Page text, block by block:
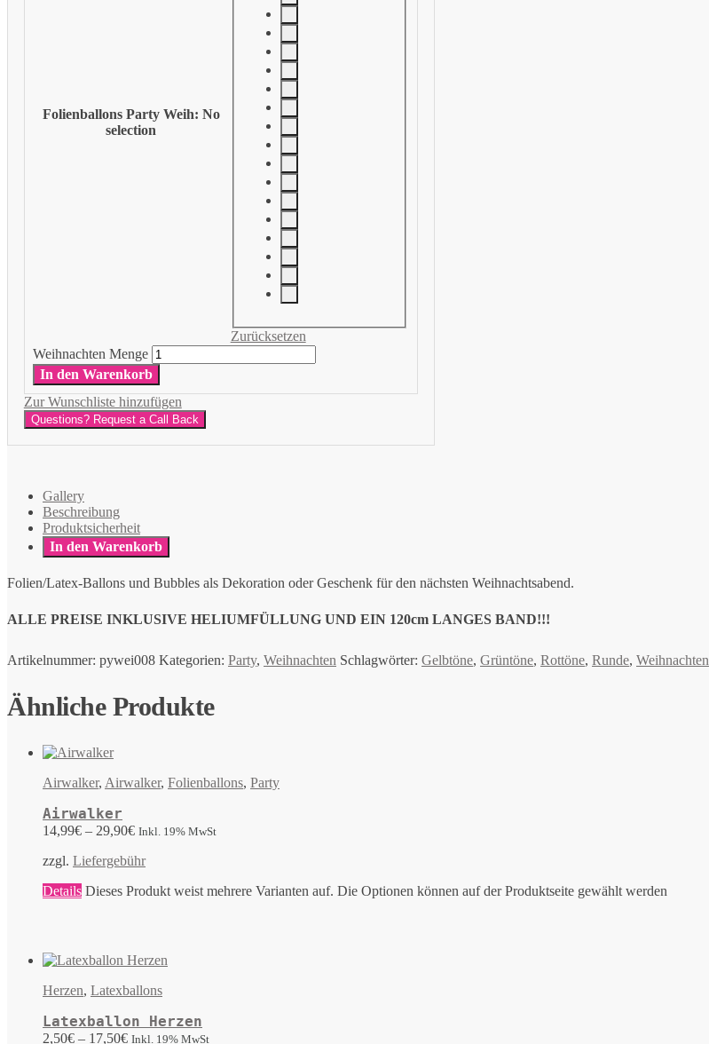
Folienballons Party Weih: No
selection
Zurücksetzen
Weihnachten Menge
In den Warenkorb
Zur Wunschliste hinzufügen
Questions? Request a Call Back
Gallery
Beschreibung
Produktsicherheit
In den Warenkorb
Folien/Latex-Ballons und Bubbles als Dekoration oder Geschenk für den nächsten Weihnachtsabend.
ALLE PREISE INKLUSIVE HELIUMFÜLLUNG UND EIN 120cm LANGES BAND!!!
Artikelnummer: pywei008 Kategorien: Party, Weihnachten Schlagwörter: Gelbtöne, Grüntöne, Rottöne, Runde, Weihnachten
Ähnliche Produkte
Airwalker, Airwalker, Folienballons, Party
Airwalker
14,99€ – 29,90€ Inkl. 19% MwSt
zzgl. Liefergebühr
Details Dieses Produkt weist mehrere Varianten auf. Die Optionen können auf der Produktseite gewählt werden
Herzen, Latexballons
Latexballon Herzen
2,50€ – 17,50€ Inkl. 19% MwSt